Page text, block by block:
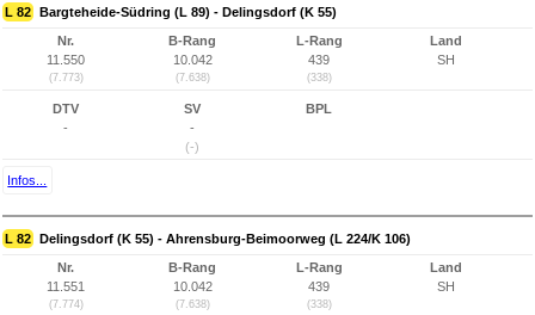
L 82 Bargteheide-Südring (L 89) - Delingsdorf (K 55)
Nr.
11.550
(7.773)
B-Rang
10.042
(7.638)
L-Rang
439
(338)
Land
SH
DTV
-
SV
-
(-)
BPL
Infos...
L 82 Delingsdorf (K 55) - Ahrensburg-Beimoorweg (L 224/K 106)
Nr.
11.551
(7.774)
B-Rang
10.042
(7.638)
L-Rang
439
(338)
Land
SH